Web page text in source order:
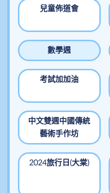
兒童佈道會
數學週
考試加加油
中文雙週中國傳統
藝術手作坊
2024旅行日(大棠)